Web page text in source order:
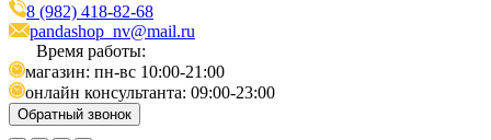
8 (982) 418-82-68
pandashop_nv@mail.ru
Время работы:
магазин: пн-вс 10:00-21:00
онлайн консультанта: 09:00-23:00
Обратный звонок